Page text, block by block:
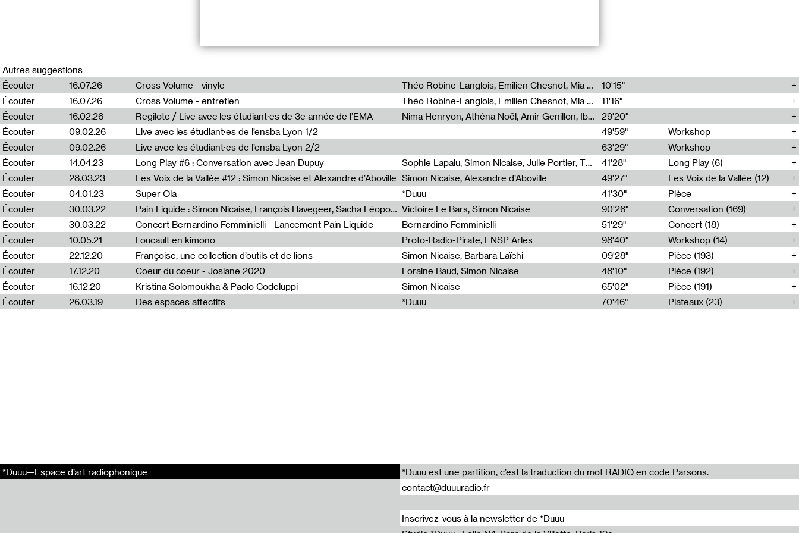
Première pièce #1
Retour sur la première pièce identifiée d’un artiste.
Une émission réalisée par Simon Nicaise.
En relation
Christophe Cuzin (Nuit et Matin)
81'53"
L’école de Rouen
177'37"
Jean-Yves Jouannais invite Pascal Quignard
73'14"
Stéphane Vigny et Alain Berland
57'50"
Pierre-Jean Vazel
74'53"
Liens externes
Bernard Lallemand
Autres suggestions
Écouter
16.07.26 Cross Volume - vinyle Théo Robine-Langlois, Emilien Chesnot, Mia Trabalon
10'15"
Écouter
16.07.26 Cross Volume - entretien Théo Robine-Langlois, Emilien Chesnot, Mia Trabalon
11'16"
Écouter
16.02.26 Regilote / Live avec les étudiant·es de 3e année de l’EMA Nima Henryon, Athéna Noël, Amir Genillon, Ibourayane Ahmadi, Manelle Cherrih, Honorine Gibello, John Weeber, Manon Joseph
29'20"
Écouter
09.02.26 Live avec les étudiant·es de l’ensba Lyon 1/2 49'59"
Workshop
Écouter
09.02.26 Live avec les étudiant·es de l’ensba Lyon 2/2 63'29"
Workshop
Écouter
14.04.23 Long Play #6 : Conversation avec Jean Dupuy Sophie Lapalu, Simon Nicaise, Julie Portier, Théo Robine-Langlois 41'28"
Long Play (6)
Écouter
28.03.23 Les Voix de la Vallée #12 : Simon Nicaise et Alexandre d’Aboville Simon Nicaise, Alexandre d’Aboville 49'27"
Les Voix de la Vallée (12)
Écouter
04.01.23 Super Ola *Duuu 41'30"
Pièce
Écouter
30.03.22 Pain Liquide : Simon Nicaise, François Havegeer, Sacha Léopold (Syndicat/Empire Books), Damien Airault, Julie Portier et Théo Robine-Langlois Victoire Le Bars, Simon Nicaise 90'26"
Conversation (169)
Écouter
30.03.22 Concert Bernardino Femminielli - Lancement Pain Liquide Bernardino Femminielli 51'29"
Concert (18)
Écouter
10.05.21 Foucault en kimono Proto-Radio-Pirate, ENSP Arles 98'40"
Workshop (14)
Écouter
22.12.20 Françoise, une collection d’outils et de lions Simon Nicaise, Barbara Laïchi 09'28"
Pièce (193)
Écouter
17.12.20 Coeur du coeur - Josiane 2020 Loraine Baud, Simon Nicaise 48'10"
Pièce (192)
Écouter
16.12.20 Kristina Solomoukha & Paolo Codeluppi Simon Nicaise 65'02"
Pièce (191)
Écouter
26.03.19 Des espaces affectifs *Duuu 70'46" Plateaux (23)
*Duuu—Espace d’art radiophonique
*Duuu est une partition, c’est la traduction du mot RADIO en code Parsons.
contact@duuuradio.fr
Inscrivez-vous à la newsletter de *Duuu